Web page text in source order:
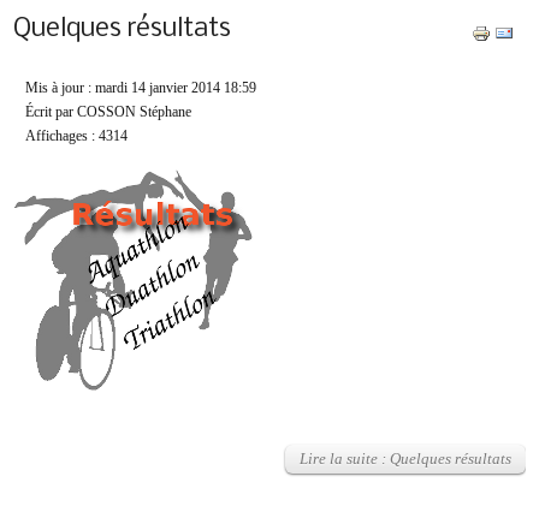
Quelques résultats
Mis à jour : mardi 14 janvier 2014 18:59
Écrit par COSSON Stéphane
Affichages : 4314
Lire la suite : Quelques résultats